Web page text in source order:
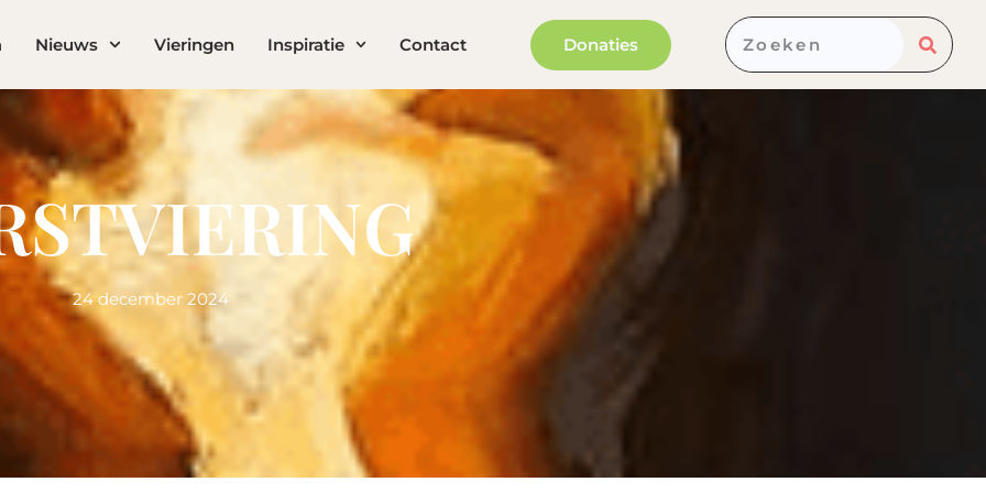
Nieuws Vieringen Inspiratie Contact Donaties
24 december 2024